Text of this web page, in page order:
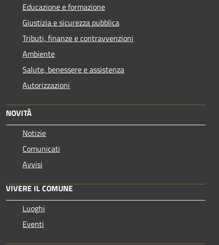
Educazione e formazione
Giustizia e sicurezza pubblica
Tributi, finanze e contravvenzioni
Ambiente
Salute, benessere e assistenza
Autorizzazioni
NOVITÀ
Notizie
Comunicati
Avvisi
VIVERE IL COMUNE
Luoghi
Eventi